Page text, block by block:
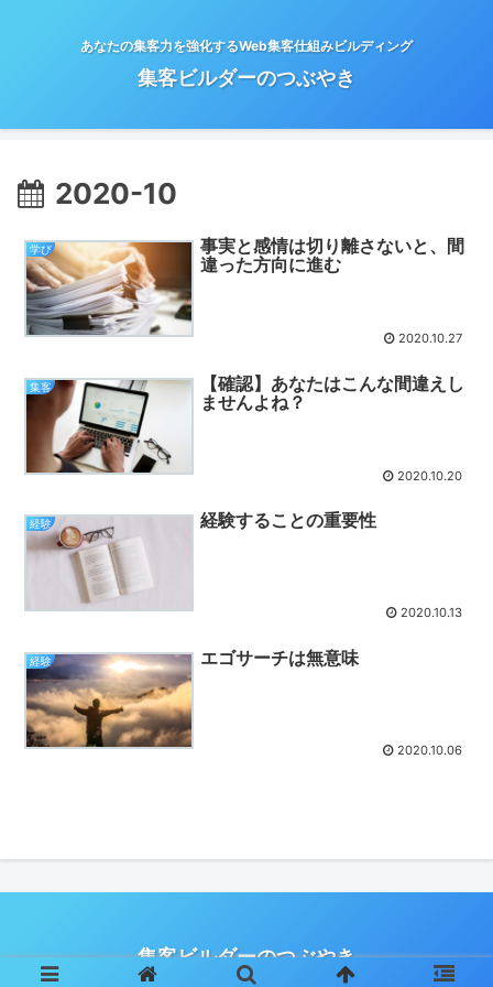
あなたの集客力を強化するWeb集客仕組みビルディング
集客ビルダーのつぶやき
2020-10
学び
事実と感情は切り離さないと、間
違った方向に進む
2020.10.27
集客
【確認】あなたはこんな間違えし
ませんよね？
2020.10.20
経験 経験することの重要性
2020.10.13
経験 エゴサーチは無意味
2020.10.06
集客ビルダーのつぶやき